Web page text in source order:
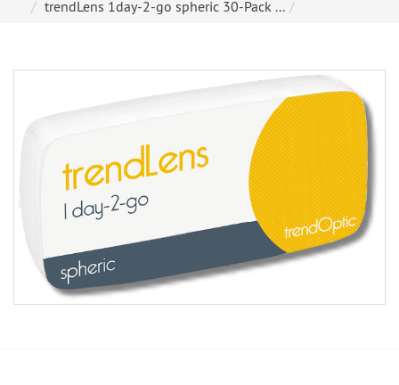
trendLens 1day-2-go spheric 30-Pack ...